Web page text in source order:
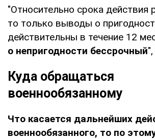
"Относительно срока действия
то только выводы о
действительны в течение 12
о непригодности бессрочный
Куда обращаться
военнообязанному
Что касается дальнейших
военнообязанного, то по